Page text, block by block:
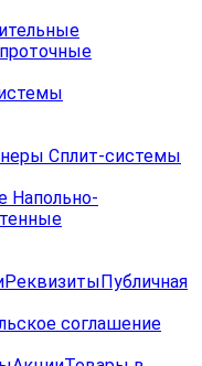
Сплит-системы
Напольно-
РеквизитыПубличная
соглашение